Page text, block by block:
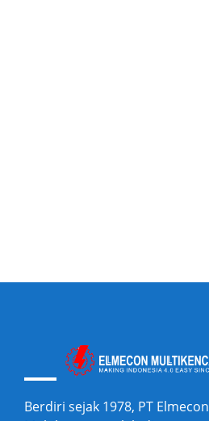
Berdiri sejak 1978, PT Elmecon